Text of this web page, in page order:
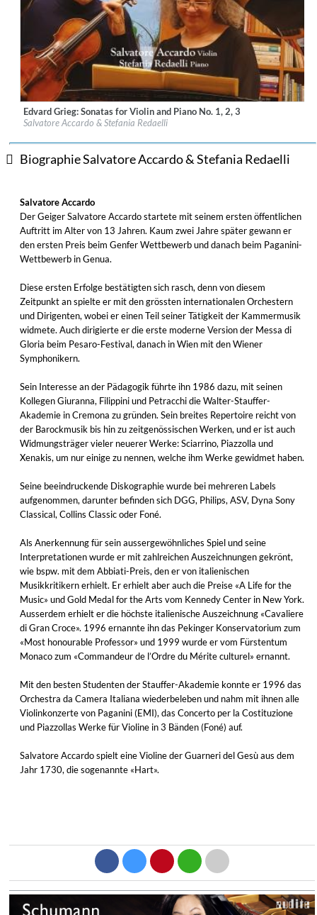
Label:fonè Records
Genre:Classical
Edvard Grieg: Sonatas for Violin and Piano No. 1, 2, 3
Salvatore Accardo & Stefania Redaelli
Biographie Salvatore Accardo & Stefania Redaelli
Salvatore Accardo
Der Geiger Salvatore Accardo startete mit seinem ersten öffentlichen
Auftritt im Alter von 13 Jahren. Kaum zwei Jahre später gewann er
den ersten Preis beim Genfer Wettbewerb und danach beim Paganini-
Wettbewerb in Genua.
Diese ersten Erfolge bestätigten sich rasch, denn von diesem
Zeitpunkt an spielte er mit den grössten internationalen Orchestern
und Dirigenten, wobei er einen Teil seiner Tätigkeit der Kammermusik
widmete. Auch dirigierte er die erste moderne Version der Messa di
Gloria beim Pesaro-Festival, danach in Wien mit den Wiener
Symphonikern.
Sein Interesse an der Pädagogik führte ihn 1986 dazu, mit seinen
Kollegen Giuranna, Filippini und Petracchi die Walter-Stauffer-
Akademie in Cremona zu gründen. Sein breites Repertoire reicht von
der Barockmusik bis hin zu zeitgenössischen Werken, und er ist auch
Widmungsträger vieler neuerer Werke: Sciarrino, Piazzolla und
Xenakis, um nur einige zu nennen, welche ihm Werke gewidmet haben.
Seine beeindruckende Diskographie wurde bei mehreren Labels
aufgenommen, darunter befinden sich DGG, Philips, ASV, Dyna Sony
Classical, Collins Classic oder Foné.
Als Anerkennung für sein aussergewöhnliches Spiel und seine
Interpretationen wurde er mit zahlreichen Auszeichnungen gekrönt,
wie bspw. mit dem Abbiati-Preis, den er von italienischen
Musikkritikern erhielt. Er erhielt aber auch die Preise «A Life for the
Music» und Gold Medal for the Arts vom Kennedy Center in New York.
Ausserdem erhielt er die höchste italienische Auszeichnung «Cavaliere
di Gran Croce». 1996 ernannte ihn das Pekinger Konservatorium zum
«Most honourable Professor» und 1999 wurde er vom Fürstentum
Monaco zum «Commandeur de l’Ordre du Mérite culturel» ernannt.
Mit den besten Studenten der Stauffer-Akademie konnte er 1996 das
Orchestra da Camera Italiana wiederbeleben und nahm mit ihnen alle
Violinkonzerte von Paganini (EMI), das Concerto per la Costituzione
und Piazzollas Werke für Violine in 3 Bänden (Foné) auf.
Salvatore Accardo spielt eine Violine der Guarneri del Gesù aus dem
Jahr 1730, die sogenannte «Hart».